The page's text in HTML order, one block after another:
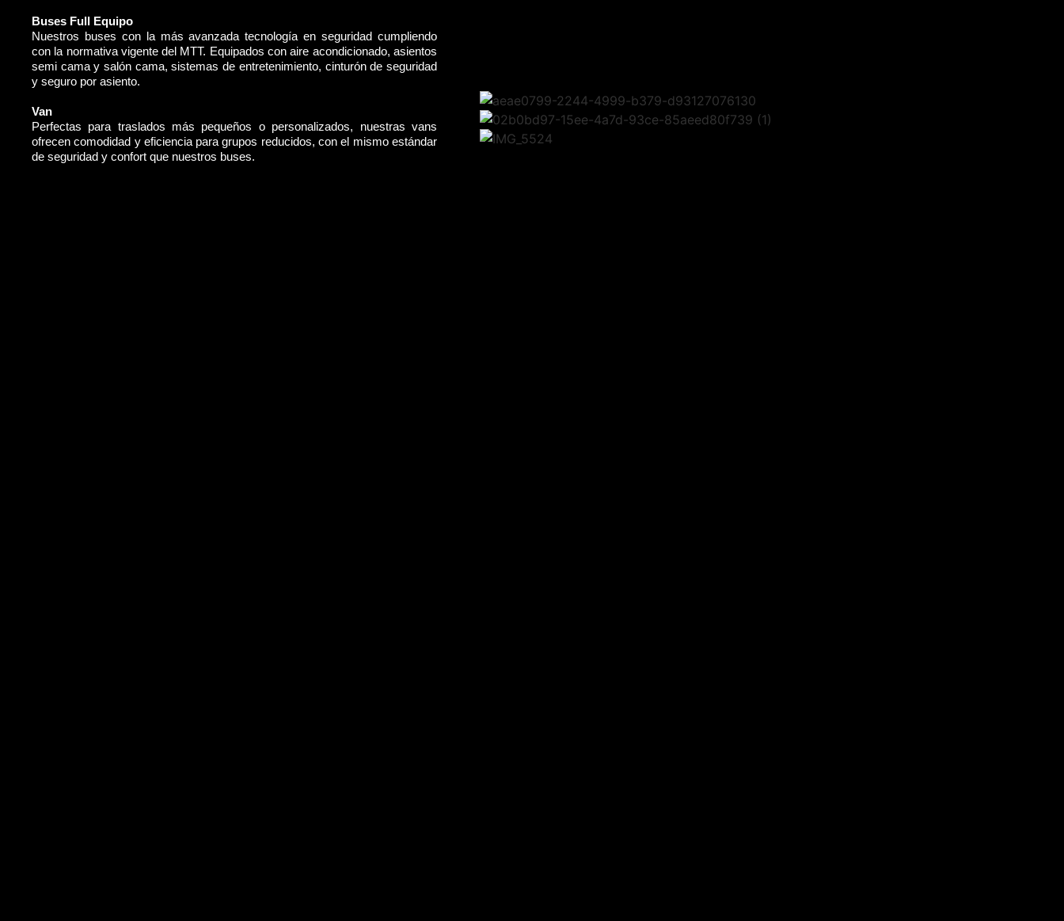
Buses Full Equipo
Nuestros buses con la más avanzada tecnología en seguridad cumpliendo
con la normativa vigente del MTT. Equipados con aire acondicionado, asientos
semi cama y salón cama, sistemas de entretenimiento, cinturón de seguridad
y seguro por asiento.
Van
Perfectas para traslados más pequeños o personalizados, nuestras vans
ofrecen comodidad y eficiencia para grupos reducidos, con el mismo estándar
de seguridad y confort que nuestros buses.